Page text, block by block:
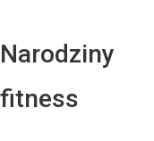
Narodziny
fitness